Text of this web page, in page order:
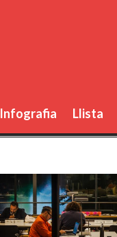
Infografia Llista